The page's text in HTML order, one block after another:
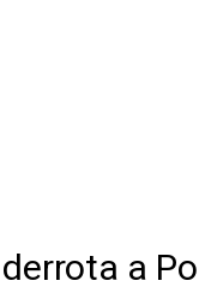
a